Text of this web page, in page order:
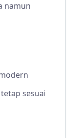
namun
sesuai